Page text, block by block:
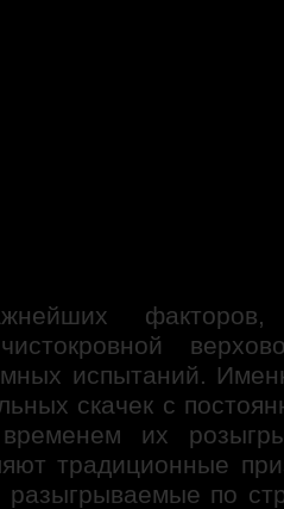
факторов,
испытаний.
скачек с
их
традиционные
разыгрываемые по